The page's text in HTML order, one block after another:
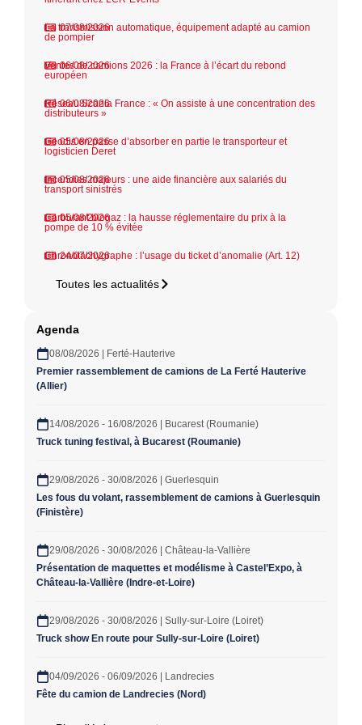
07/08/2026
La transmission automatique, équipement adapté au camion
de pompier
06/08/2026
Ventes de camions 2026 : la France à l’écart du rebond
européen
06/08/2026
Réseau Scania France : « On assiste à une concentration des
distributeurs »
05/08/2026
Geodis en passe d’absorber en partie le transporteur et
logisticien Deret
05/08/2026
Incendies majeurs : une aide financière aux salariés du
transport sinistrés
05/08/2026
Carburant biogaz : la hausse réglementaire du prix à la
pompe de 10 % évitée
24/07/2026
Chronotachygraphe : l’usage du ticket d’anomalie (Art. 12)
Toutes les actualités
Agenda
08/08/2026 | Ferté-Hauterive
Premier rassemblement de camions de La Ferté Hauterive
(Allier)
14/08/2026 - 16/08/2026 | Bucarest (Roumanie)
Truck tuning festival, à Bucarest (Roumanie)
29/08/2026 - 30/08/2026 | Guerlesquin
Les fous du volant, rassemblement de camions à Guerlesquin
(Finistère)
29/08/2026 - 30/08/2026 | Château-la-Vallière
Présentation de maquettes et modélisme à Castel’Expo, à
Château-la-Vallière (Indre-et-Loire)
29/08/2026 - 30/08/2026 | Sully-sur-Loire (Loiret)
Truck show En route pour Sully-sur-Loire (Loiret)
04/09/2026 - 06/09/2026 | Landrecies
Fête du camion de Landrecies (Nord)